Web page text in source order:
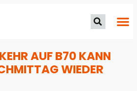
AUF B70 KANN
WIEDER